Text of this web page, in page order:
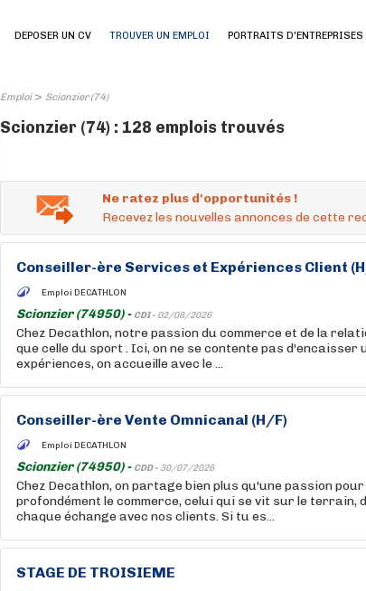
DEPOSER UN CV TROUVER UN EMPLOI PORTRAITS D'ENTREPRISES
Emploi> Scionzier (74)
Scionzier (74) : 128 emplois trouvés
Ne ratez plus d'opportunités !
Recevez les nouvelles annonces de cette
Conseiller-ère Services et Expériences Client
Emploi DECATHLON
Scionzier (74950) - CDI - 02/08/2026
Chez Decathlon, notre passion du commerce et de la
que celle du sport . Ici, on ne se contente pas d'encaisser
expériences, on accueille avec le ...
Conseiller-ère Vente Omnicanal (H/F)
Emploi DECATHLON
Scionzier (74950) - CDD - 30/07/2026
Chez Decathlon, on partage bien plus qu'une passion
profondément le commerce, celui qui se vit sur le terrain,
chaque échange avec nos clients. Si tu es...
STAGE DE TROISIEME